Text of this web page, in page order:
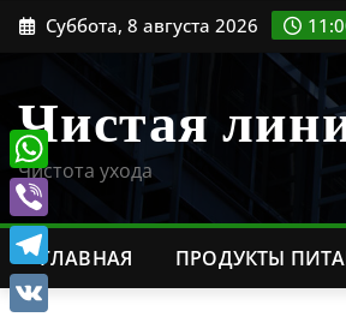
ПерейтиСуббота, 8 августа 2026
Чистая
Чистота ухода
ГЛАВНАЯ ПРОДУКТЫ
WhatsApp
Viber
Telegram